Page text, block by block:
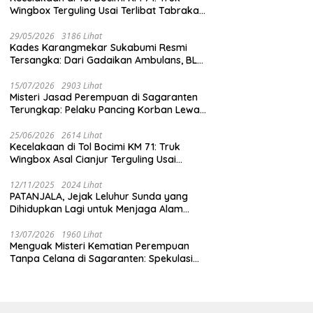
Wingbox Terguling Usai Terlibat Tabrakan
29/05/2026 3186 Lihat
Kades Karangmekar Sukabumi Resmi
Tersangka: Dari Gadaikan Ambulans, BLT
15/07/2026 2903 Lihat
Misteri Jasad Perempuan di Sagaranten
Terungkap: Pelaku Pancing Korban Lewat
25/06/2026 2614 Lihat
Kecelakaan di Tol Bocimi KM 71: Truk
Wingbox Asal Cianjur Terguling Usai
RS Sekarwangi
12/11/2025 2024 Lihat
PATANJALA, Jejak Leluhur Sunda yang
Dihidupkan Lagi untuk Menjaga Alam
13/07/2026 1960 Lihat
Menguak Misteri Kematian Perempuan
Tanpa Celana di Sagaranten: Spekulasi